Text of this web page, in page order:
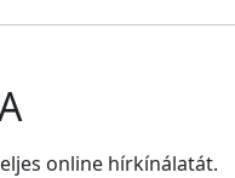
online hírkínálatát.